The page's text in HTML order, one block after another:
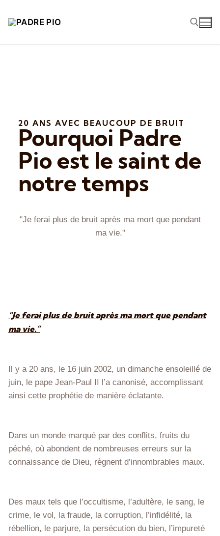
20 ANS AVEC BEAUCOUP DE BRUIT
Pourquoi Padre
Pio est le saint de
notre temps
"Je ferai plus de bruit après ma mort que pendant
ma vie."
“Je ferai plus de bruit après ma mort que pendant
ma vie.”
Il y a 20 ans, le 16 juin 2002, un dimanche ensoleillé de
juin, le pape Jean-Paul II l’a canonisé, accomplissant
ainsi cette prophétie de manière éclatante.
Dans un monde marqué par des conflits, fruits du
péché, où abondent de nombreuses erreurs sur la
connaissance de Dieu, règnent d’innombrables maux.
Des maux tels que l’occultisme, l’adultère, le sang, le
crime, le vol, la fraude, la corruption, l’infidélité, la
rébellion, le parjure, la persécution du bien, l’impureté